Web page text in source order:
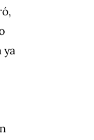
ya